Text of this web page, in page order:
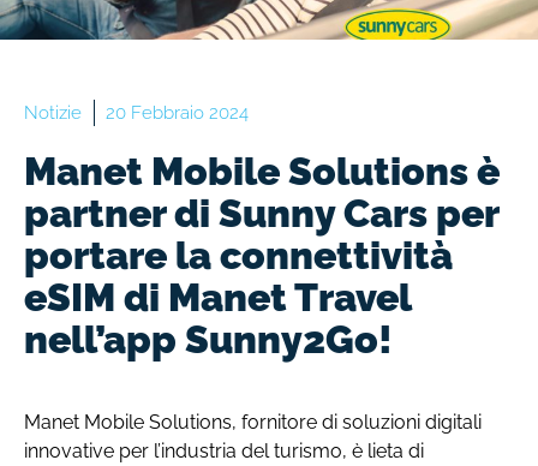
Notizie 20 Febbraio 2024
Manet Mobile Solutions è
partner di Sunny Cars per
portare la connettività
eSIM di Manet Travel
nell’app Sunny2Go!
Manet Mobile Solutions, fornitore di soluzioni digitali
innovative per l’industria del turismo, è lieta di